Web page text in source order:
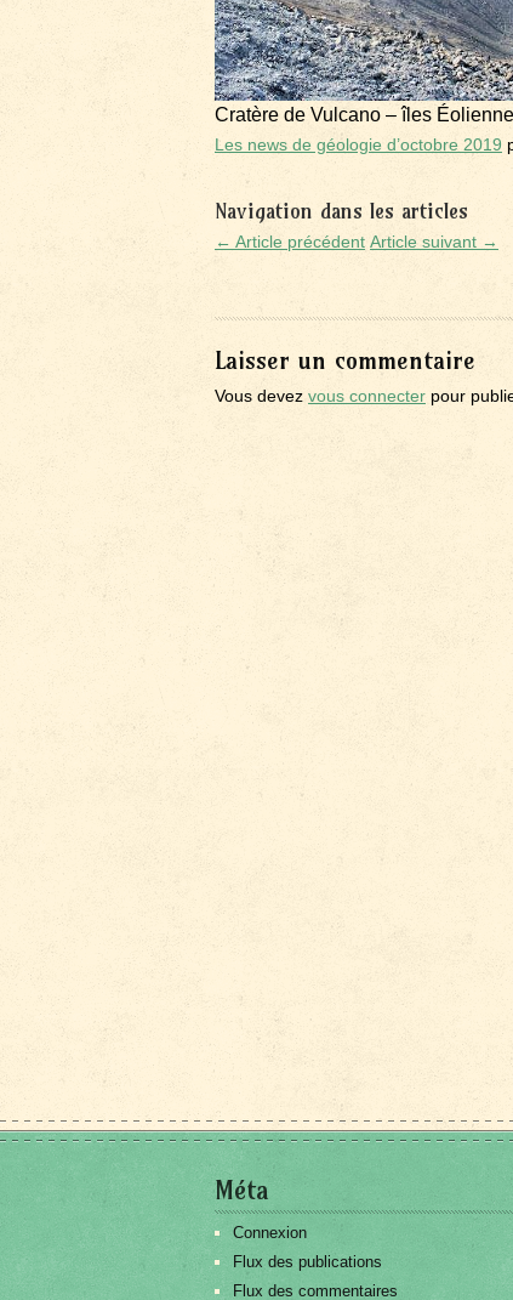
Cratère de Vulcano – îles
Les news de géologie d’octobre 2019
Navigation dans les articles
← Article précédent Article suivant →
Laisser un commentaire
Vous devez vous connecter pour
Méta
Connexion
Flux des publications
Flux des commentaires